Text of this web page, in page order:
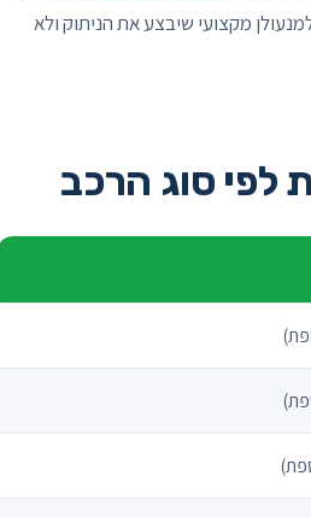
מקצועי שיבצע את הניתוק ולא
לפי סוג הרכב